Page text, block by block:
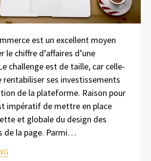
est un excellent moyen
le chiffre d’affaires d’une
challenge est de taille, car celle-
rentabiliser ses investissements
de la plateforme. Raison pour
impératif de mettre en place
et globale du design des
de la page. Parmi…